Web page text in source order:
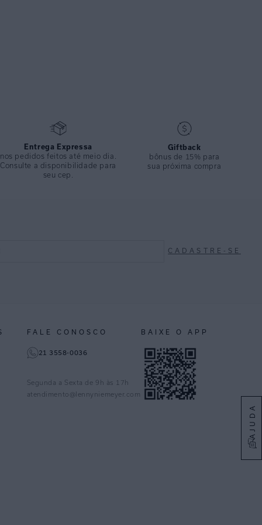
AJUDA
Entrega Expressa
nos pedidos feitos até meio dia.
Consulte a disponibilidade para
seu cep.
Giftback
bônus de 15% para
sua próxima compra
CADASTRE-SE
FALE CONOSCO
21 3558-0036
Segunda a Sexta de 9h às 17h
atendimento@lennyniemeyer.com
BAIXE O APP